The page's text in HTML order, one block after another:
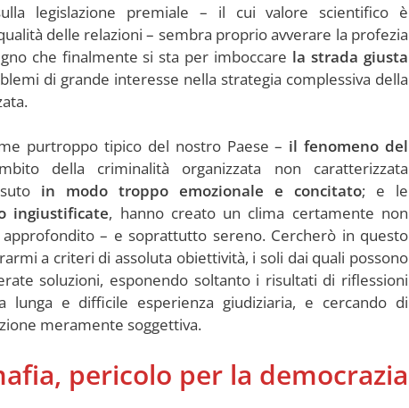
legislazione premiale – il cui valore scientifico è
delle relazioni – sembra proprio avverare la profezia
che finalmente si sta per imboccare la strada giusta
di grande interesse nella strategia complessiva della
purtroppo tipico del nostro Paese – il fenomeno del
della criminalità organizzata non caratterizzata
in modo troppo emozionale e concitato; e le
ingiustificate, hanno creato un clima certamente non
– e soprattutto sereno. Cercherò in questo
a criteri di assoluta obiettività, i soli dai quali possono
soluzioni, esponendo soltanto i risultati di riflessioni
e difficile esperienza giudiziaria, e cercando di
meramente soggettiva.
pericolo per la democrazia